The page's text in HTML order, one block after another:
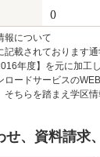
()
報について
記載されております
年度】を元に加工
ロードサービスの
ちらを踏まえ学区情
せ、資料請求